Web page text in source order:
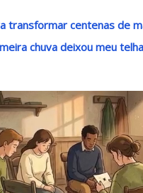
transformar centenas de
chuva deixou meu